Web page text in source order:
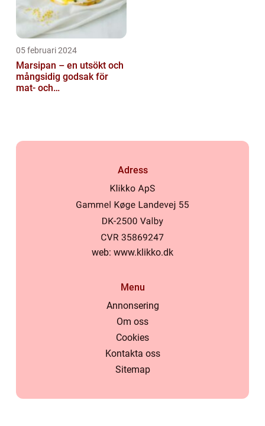
05 februari 2024
Marsipan – en utsökt och
mångsidig godsak för
mat- och
Adress
web: www.klikko.dk
Menu
Annonsering
Om oss
Cookies
Kontakta oss
Sitemap